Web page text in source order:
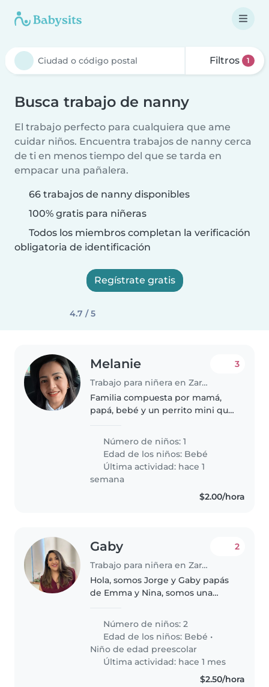
Filtros 1
Busca trabajo de nanny
El trabajo perfecto para cualquiera que ame
cuidar niños. Encuentra trabajos de nanny cerca
de ti en menos tiempo del que se tarda en
empacar una pañalera.
66 trabajos de nanny disponibles
100% gratis para niñeras
Todos los miembros completan la verificación
obligatoria de identificación
Regístrate gratis
4.7 / 5
Melanie
Trabajo para niñera en Zaragoza
3
Familia compuesta por mamá,
papá, bebé y un perrito mini que
Número de niños: 1
Edad de los niños: Bebé
Última actividad: hace 1
semana
$2.00/hora
Gaby
Trabajo para niñera en Zaragoza
2
Hola, somos Jorge y Gaby papás
de Emma y Nina, somos una
cuidando de nuestras dos hijas.
Emma tiene 4 años y va al kinder
toda..
Número de niños: 2
Edad de los niños: Bebé •
Niño de edad preescolar
Última actividad: hace 1 mes
$2.50/hora